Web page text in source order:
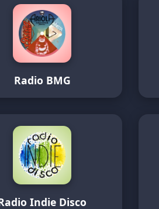
Radio BMG
Indie Disco